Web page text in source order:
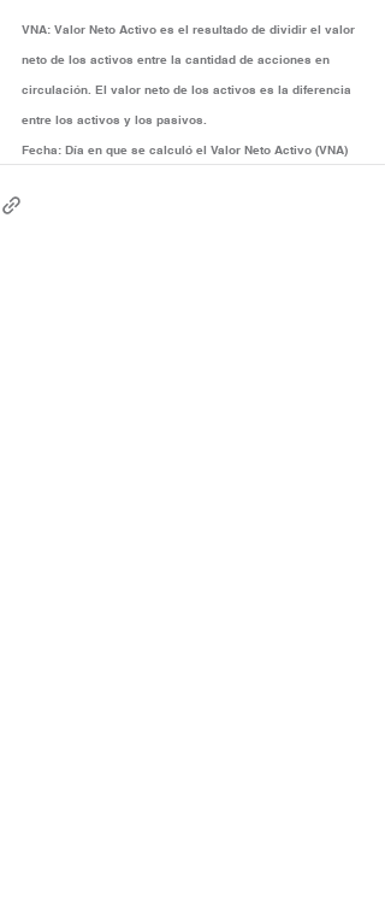
VNA: Valor Neto Activo es el resultado de dividir el valor
neto de los activos entre la cantidad de acciones en
circulación. El valor neto de los activos es la diferencia
entre los activos y los pasivos.
Fecha: Día en que se calculó el Valor Neto Activo (VNA)